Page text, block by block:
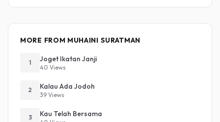
MORE FROM MUHAINI SURATMAN
1 Joget Ikatan Janji
40 Views
2 Kalau Ada Jodoh
39 Views
3 Kau Telah Bersama